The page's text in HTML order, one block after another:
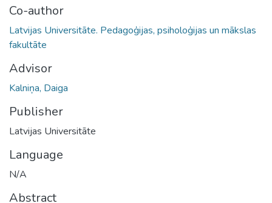
Co-author
Latvijas Universitāte. Pedagoģijas, psiholoģijas un mākslas
fakultāte
Advisor
Kalniņa, Daiga
Publisher
Latvijas Universitāte
Language
N/A
Abstract